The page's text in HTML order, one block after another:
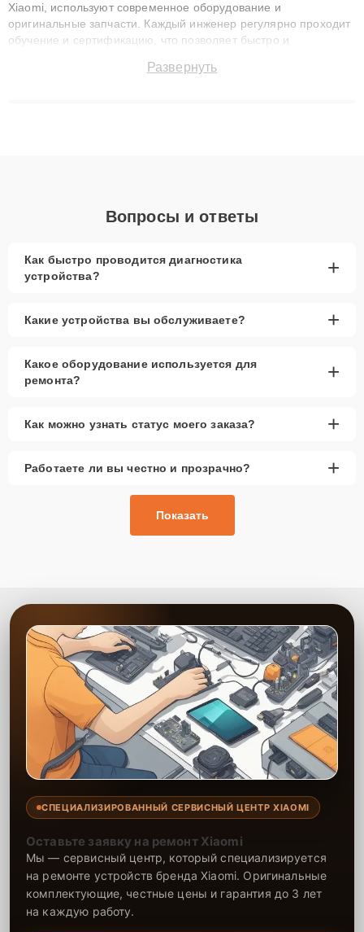
Xiaomi, используют современное оборудование и
оригинальные запчасти. Каждый инженер регулярно проходит
обучение и сертификацию, что позволяет быстро и
сохранением гарантии до 3 лет. Наши мастера решают
Развернуть
Вопросы и ответы
Как быстро проводится диагностика
устройства?
+
Какие устройства вы обслуживаете? +
Какое оборудование используется для
ремонта?
+
Как можно узнать статус моего заказа? +
Работаете ли вы честно и прозрачно? +
Показать
СПЕЦИАЛИЗИРОВАННЫЙ СЕРВИСНЫЙ ЦЕНТР XIAOMI
Оставьте заявку на ремонт Xiaomi
Мы — сервисный центр, который специализируется
на ремонте устройств бренда Xiaomi. Оригинальные
комплектующие, честные цены и гарантия до 3 лет
на каждую работу.